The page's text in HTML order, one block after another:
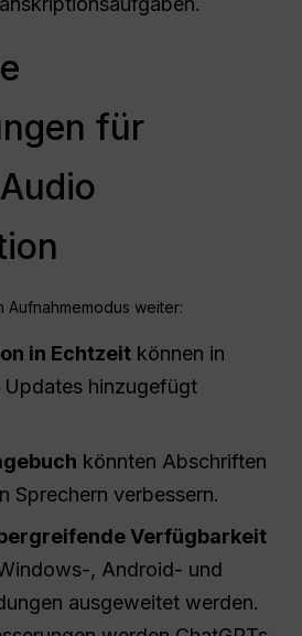
für
Aufnahmemodus weiter:
in Echtzeit können in
hinzugefügt
könnten Abschriften
Sprechern verbessern.
Verfügbarkeit
, Android- und
ausgeweitet werden.